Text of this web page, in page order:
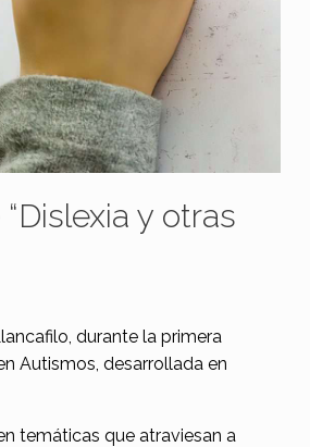
y otras
durante la primera
Autismos, desarrollada en
temáticas que atraviesan a